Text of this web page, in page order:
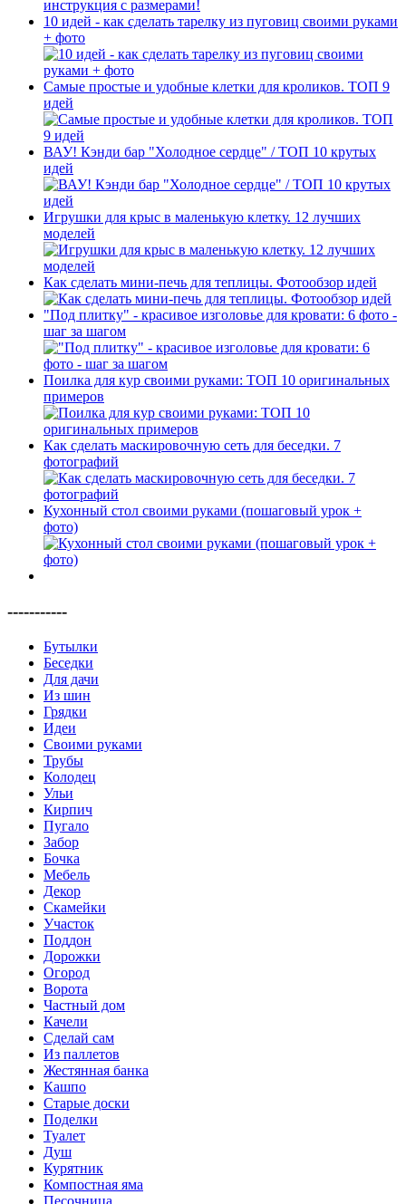
10 идей - как сделать тарелку из пуговиц своими руками
+ фото
Самые простые и удобные клетки для кроликов. ТОП 9
идей
ВАУ! Кэнди бар "Холодное сердце" / ТОП 10 крутых
идей
Игрушки для крыс в маленькую клетку. 12 лучших
моделей
Как сделать мини-печь для теплицы. Фотообзор идей
"Под плитку" - красивое изголовье для кровати: 6 фото -
шаг за шагом
Поилка для кур своими руками: ТОП 10 оригинальных
примеров
Как сделать маскировочную сеть для беседки. 7
фотографий
Кухонный стол своими руками (пошаговый урок +
фото)
-----------
Бутылки
Беседки
Для дачи
Из шин
Грядки
Идеи
Своими руками
Трубы
Колодец
Ульи
Кирпич
Пугало
Забор
Бочка
Мебель
Декор
Скамейки
Участок
Поддон
Дорожки
Огород
Ворота
Частный дом
Качели
Сделай сам
Из паллетов
Жестянная банка
Кашпо
Старые доски
Поделки
Туалет
Душ
Курятник
Компостная яма
Песочница